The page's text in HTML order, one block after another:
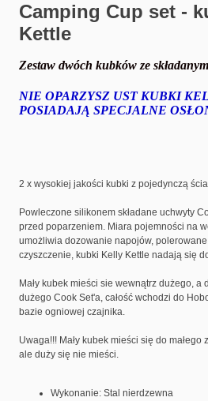
Camping Cup set -
Kettle
Zestaw dwóch kubków ze
NIE OPARZYSZ UST KUBKI
POSIADAJĄ SPECJALNE
2 x wysokiej jakości kubki z pojedynczą
Powleczone silikonem składane uchwyty
przed poparzeniem. Miara pojemności na
umożliwia dozowanie napojów,
czyszczenie, kubki Kelly Kettle nadają się
Mały kubek mieści sie wewnątrz dużego, a
dużego Cook Set'a, całość wchodzi do
bazie ogniowej czajnika.
Uwaga!!! Mały kubek mieści się do
ale duży się nie mieści.
Wykonanie: Stal nierdzewna